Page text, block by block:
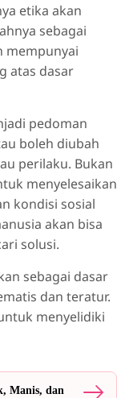
etika akan
sebagai
mempunyai
atas dasar
pedoman
boleh diubah
perilaku. Bukan
menyelesaikan
kondisi sosial
akan bisa
solusi.
sebagai dasar
dan teratur.
menyelidiki
Manis, dan